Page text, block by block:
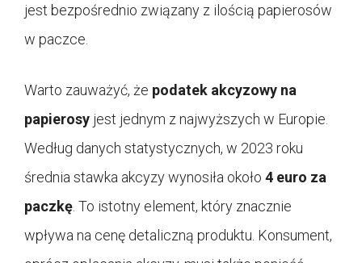
jest bezpośrednio związany z ilością papierosów
w paczce.
Warto zauważyć, że podatek akcyzowy na
papierosy jest jednym z najwyższych w Europie.
Według danych statystycznych, w 2023 roku
średnia stawka akcyzy wynosiła około 4 euro za
paczkę . To istotny element, który znacznie
wpływa na cenę detaliczną produktu. Konsument,